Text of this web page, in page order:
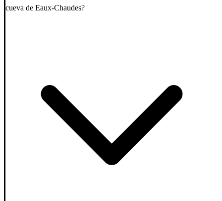
cueva de Eaux-Chaudes?